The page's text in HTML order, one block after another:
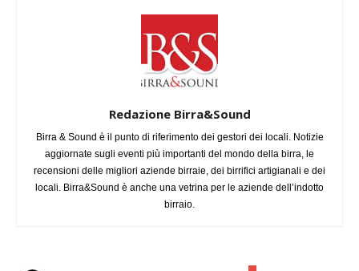
Redazione Birra&Sound
Birra & Sound è il punto di riferimento dei gestori dei locali. Notizie
aggiornate sugli eventi più importanti del mondo della birra, le
recensioni delle migliori aziende birraie, dei birrifici artigianali e dei
locali. Birra&Sound è anche una vetrina per le aziende dell’indotto
birraio.